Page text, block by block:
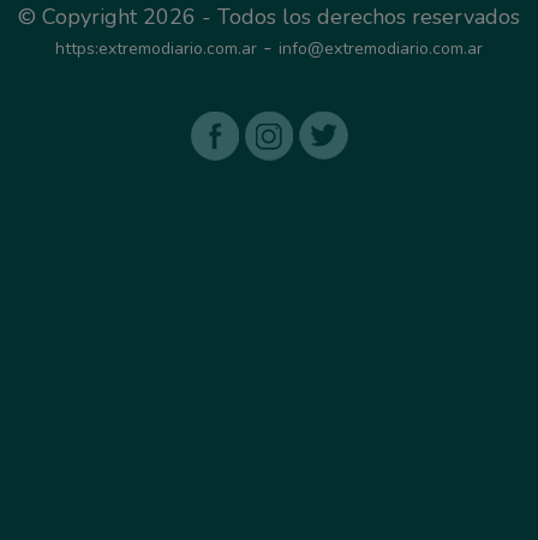
© Copyright 2026 - Todos los derechos reservados
https:extremodiario.com.ar - info@extremodiario.com.ar